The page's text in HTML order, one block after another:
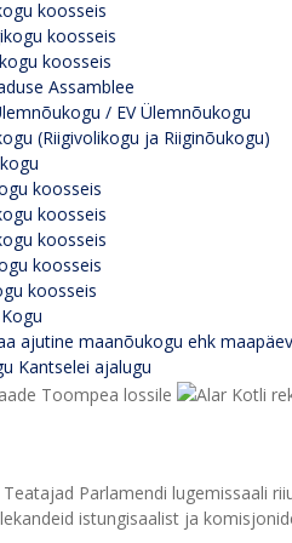
koosseis
koosseis
koosseis
Assamblee
/ EV Ülemnõukogu
(Riigivolikogu ja Riiginõukogu)
koosseis
koosseis
koosseis
koosseis
koosseis
ajutine maanõukogu ehk maapäev
Kantselei ajalugu
istungisaalist ja